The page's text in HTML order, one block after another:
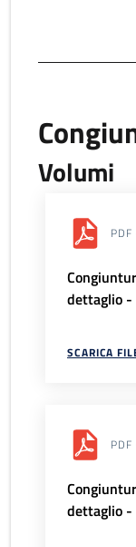
Volumi
PDF
dettaglio
SCARICA
PDF
dettaglio